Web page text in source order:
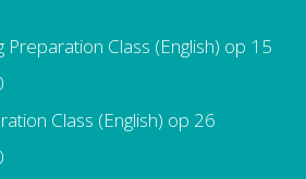
Preparation Class (English) op 15
Class (English) op 26